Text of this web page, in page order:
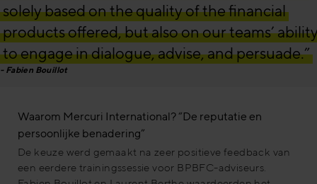
solely based on the quality of the financial
products offered, but also on our teams’
to engage in dialogue, advise, and persuade.”
Fabien Bouillot
Waarom Mercuri International? “De reputatie en
persoonlijke benadering”
De keuze werd gemaakt na zeer positieve feedback van
een eerdere trainingssessie voor BPBFC-adviseurs.